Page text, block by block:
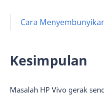
Cara
Kesimpulan
Masalah HP Vivo gerak